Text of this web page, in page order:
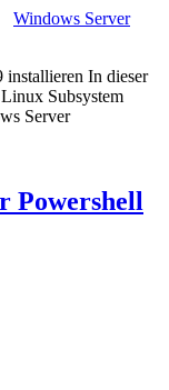
Windows Server
installieren In dieser
Subsystem
Server
Powershell